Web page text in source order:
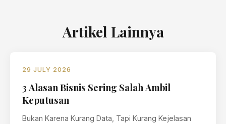
Artikel Lainnya
29 JULY 2026
3 Alasan Bisnis Sering Salah Ambil
Keputusan
Bukan Karena Kurang Data, Tapi Kurang Kejelasan